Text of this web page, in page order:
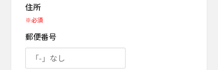
住所
※必須
郵便番号